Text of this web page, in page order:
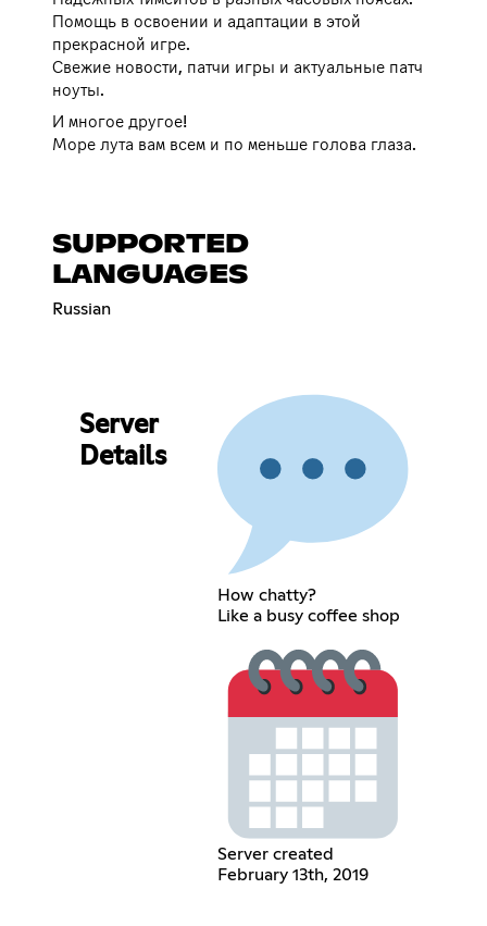
Помощь в освоении и адаптации в этой
прекрасной игре.
Свежие новости, патчи игры и актуальные патч
ноуты.
И многое другое!
Море лута вам всем и по меньше голова глаза.
SUPPORTED
LANGUAGES
Russian
Server
Details
How chatty?
Like a busy coffee shop
Server created
February 13th, 2019